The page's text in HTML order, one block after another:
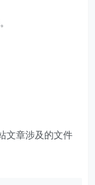
文章涉及的文件